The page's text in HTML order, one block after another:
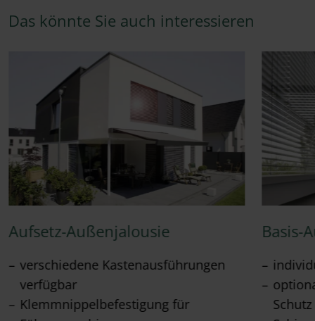
Das könnte Sie auch interessieren
Aufsetz-Außenjalousie
verschiedene Kastenausführungen
verfügbar
Klemmnippelbefestigung für
Basis-
Schutz